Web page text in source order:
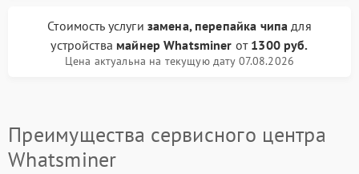
Стоимость услуги замена, перепайка чипа для
устройства майнер Whatsminer от 1300 руб.
Цена актуальна на текущую дату 07.08.2026
Преимущества сервисного центра
Whatsminer